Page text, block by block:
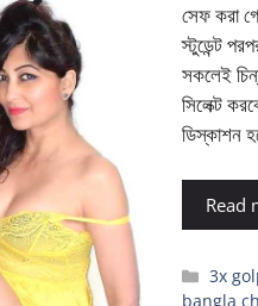
সেফ করা
স্টুডেন্ট
সকলেই
সিলেক্ট
ডিস্কাশন
Read
3x
bangla